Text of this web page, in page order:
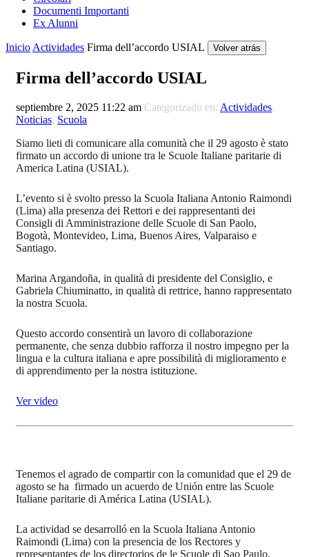
Documenti Importanti
Ex Alunni
Inicio Actividades Firma dell’accordo USIAL Volver atrás
Firma dell’accordo USIAL
septiembre 2, 2025 11:22 am Categorizado en: Actividades,
Noticias, Scuola
Siamo lieti di comunicare alla comunità che il 29 agosto è stato
firmato un accordo di unione tra le Scuole Italiane paritarie di
America Latina (USIAL).
L’evento si è svolto presso la Scuola Italiana Antonio Raimondi
(Lima) alla presenza dei Rettori e dei rappresentanti dei
Consigli di Amministrazione delle Scuole di San Paolo,
Bogotà, Montevideo, Lima, Buenos Aires, Valparaiso e
Santiago.
Marina Argandoña, in qualità di presidente del Consiglio, e
Gabriela Chiuminatto, in qualità di rettrice, hanno rappresentato
la nostra Scuola.
Questo accordo consentirà un lavoro di collaborazione
permanente, che senza dubbio rafforza il nostro impegno per la
lingua e la cultura italiana e apre possibilità di miglioramento e
di apprendimento per la nostra istituzione.
Ver video
Tenemos el agrado de compartir con la comunidad que el 29 de
agosto se ha firmado un acuerdo de Unión entre las Scuole
Italiane paritarie di América Latina (USIAL).
La actividad se desarrolló en la Scuola Italiana Antonio
Raimondi (Lima) con la presencia de los Rectores y
representantes de los directorios de le Scuole di Sao Paulo,